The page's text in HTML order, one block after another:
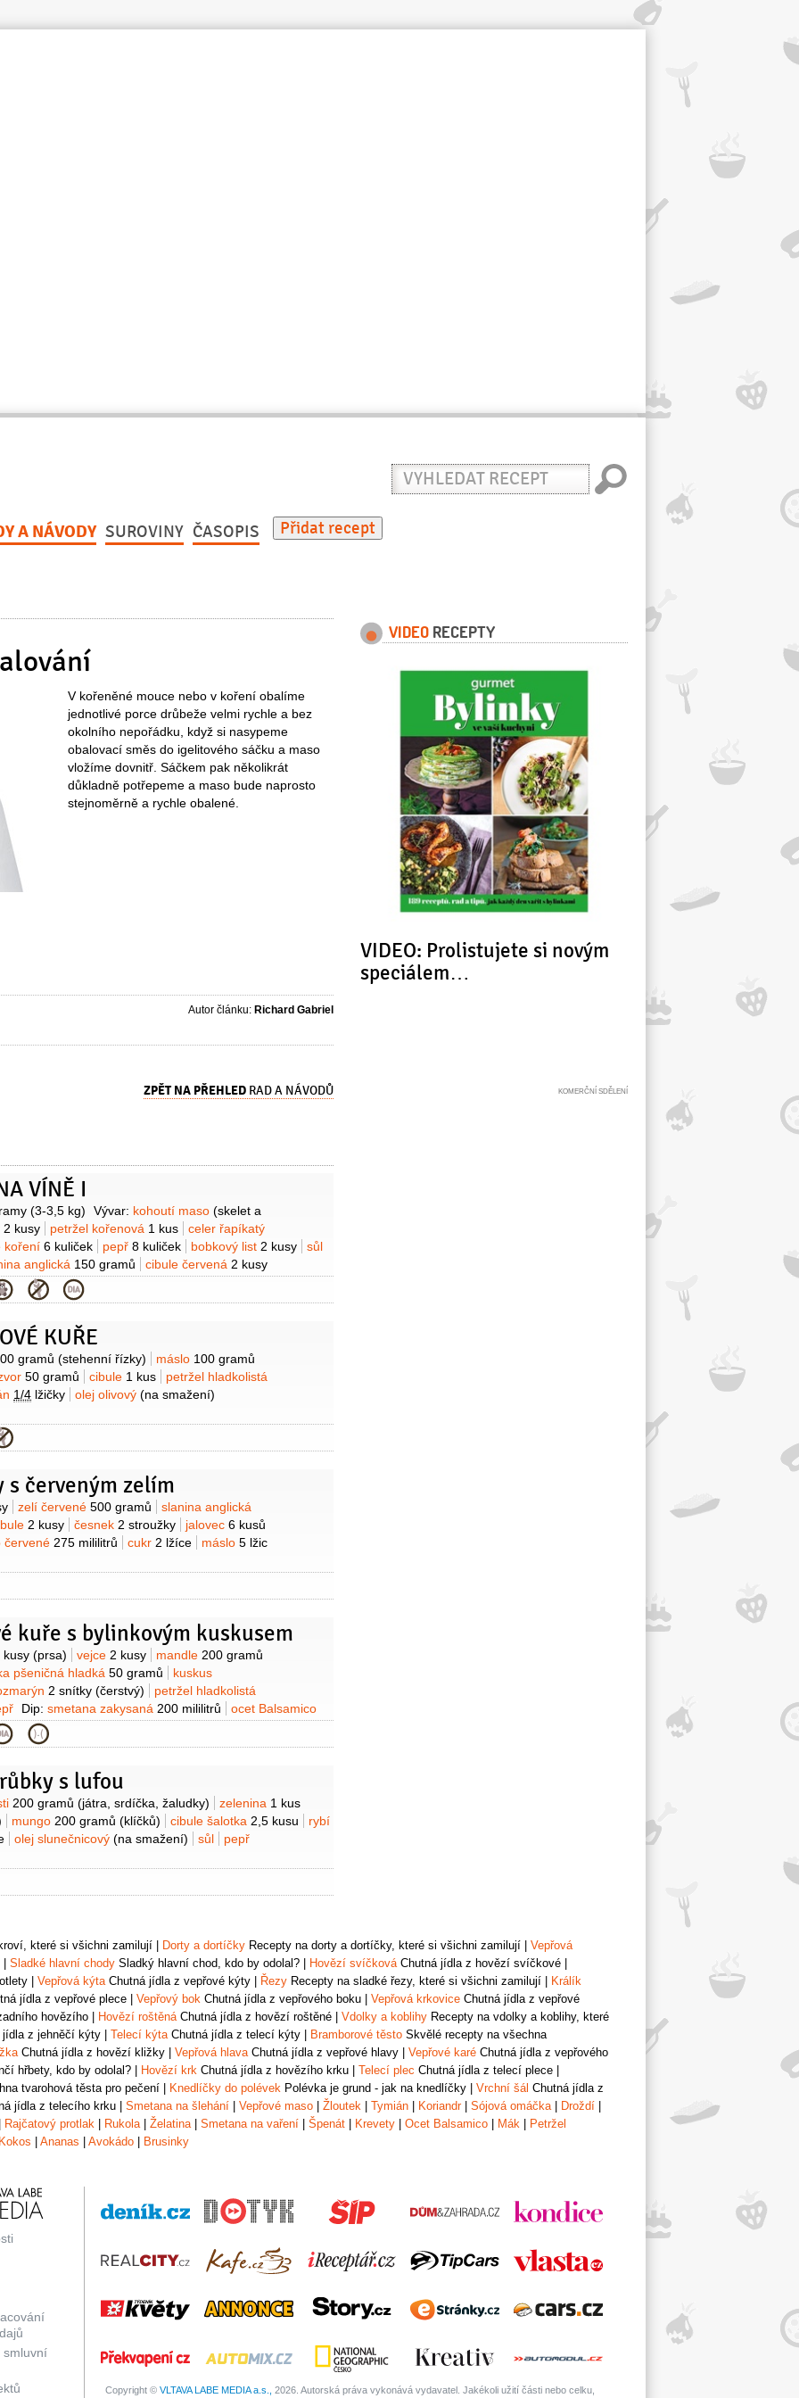
Vyhledat
recept
A NÁVODY SUROVINY ČASOPIS Přidat recept
V kořeněné mouce nebo v koření obalíme
jednotlivé porce drůbeže velmi rychle a bez
okolního nepořádku, když si nasypeme
obalovací směs do igelitového sáčku a maso
vložíme dovnitř. Sáčkem pak několikrát
důkladně potřepeme a maso bude naprosto
stejnoměrně a rychle obalené.
Autor článku: Richard Gabriel
ZPĚT NA PŘEHLED RAD A NÁVODŮ
VÍNĚ I
(3-3,5 kg) Vývar: kohoutí maso (skelet a
2 kusy petržel kořenová 1 kus
celer řapíkatý
koření 6 kuliček pepř 8 kuliček bobkový list 2 kusy
sůl
anglická 150 gramů cibule červená 2 kusy
4 stroužky
protlak2 lžíce víno červené700 mililitrů
pórek 1 list bobkový list
3 snítky (čerstvý) petržel hladkolistá
4 snítky
150 gramů cibule šalotka 20 kusů
žampiony
100 gramů (snídaňová)
KUŘE
gramů (stehenní řízky) máslo 100 gramů
50 gramů cibule 1 kus
petržel hladkolistá
1/4 lžičky olej olivový (na smažení)
s červeným zelím
zelí červené 500 gramů
slanina anglická
2 kusy česnek 2 stroužky jalovec 6 kusů
červené 275 mililitrů cukr 2 lžíce máslo 5 lžic
kuře s bylinkovým kuskusem
kusy (prsa) vejce 2 kusy mandle 200 gramů
pšeničná hladká 50 gramů
kuskus
2 snítky (čerstvý)
petržel hladkolistá
Dip: smetana zakysaná 200 mililitrů
ocet Balsamico
1 lžíce
s lufou
200 gramů (játra, srdíčka, žaludky) zelenina 1 kus
mungo 200 gramů (klíčků) cibule šalotka 2,5 kusu
rybí
olej slunečnicový (na smažení) sůl pepř
VIDEO RECEPTY
VIDEO: Prolistujete si novým
speciálem…
které si všichni zamilují Dorty a dortíčky Recepty na dorty a dortíčky, které si všichni zamilují
Vepřová
Sladké hlavní chody Sladký hlavní chod, kdo by odolal? Hovězí svíčkováChutná jídla z hovězí svíčkové
Vepřová kýtaChutná jídla z vepřové kýty Řezy Recepty na sladké řezy, které si všichni zamilují
Králík
jídla z vepřové plece Vepřový bok Chutná jídla z vepřového boku Vepřová krkovice Chutná jídla z vepřové
hovězího Hovězí roštěnáChutná jídla z hovězí roštěné Vdolky a koblihy Recepty na vdolky a koblihy, které
z jehněčí kýty Telecí kýtaChutná jídla z telecí kýty Bramborové těsto Skvělé recepty na všechna
Chutná jídla z hovězí kližky Vepřová hlavaChutná jídla z vepřové hlavy Vepřové karé Chutná jídla z vepřového
hřbety, kdo by odolal? Hovězí krk Chutná jídla z hovězího krku Telecí plec Chutná jídla z telecí plece
tvarohová těsta pro pečení Knedlíčky do polévek Polévka je grund - jak na knedlíčky Vrchní šál Chutná jídla z
jídla z telecího krku Smetana na šlehání Vepřové maso Žloutek Tymián Koriandr| Sójová omáčka| Droždí
Rajčatový protlak Rukola| Želatina| Smetana na vaření Špenát Krevety Ocet Balsamico Mák
Petržel
Kokos Ananas Avokádo Brusinky
smluvní
Copyright © VLTAVA LABE MEDIA a.s., 2026. Autorská práva vykonává vydavatel. Jakékoli užití části nebo celku,